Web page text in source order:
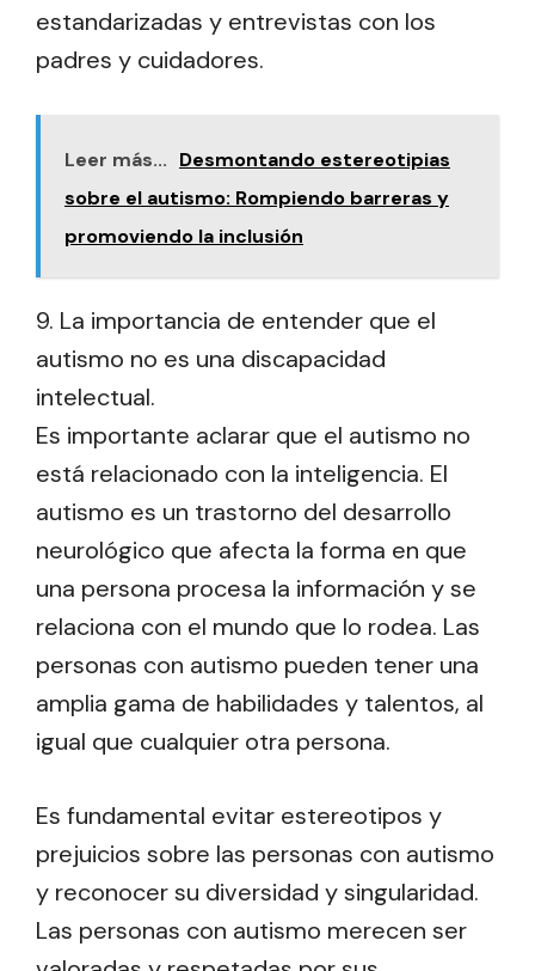
estandarizadas y entrevistas con los
padres y cuidadores.
Leer más... Desmontando estereotipias
sobre el autismo: Rompiendo barreras y
promoviendo la inclusión
9. La importancia de entender que el
autismo no es una discapacidad
intelectual.
Es importante aclarar que el autismo no
está relacionado con la inteligencia. El
autismo es un trastorno del desarrollo
neurológico que afecta la forma en que
una persona procesa la información y se
relaciona con el mundo que lo rodea. Las
personas con autismo pueden tener una
amplia gama de habilidades y talentos, al
igual que cualquier otra persona.
Es fundamental evitar estereotipos y
prejuicios sobre las personas con autismo
y reconocer su diversidad y singularidad.
Las personas con autismo merecen ser